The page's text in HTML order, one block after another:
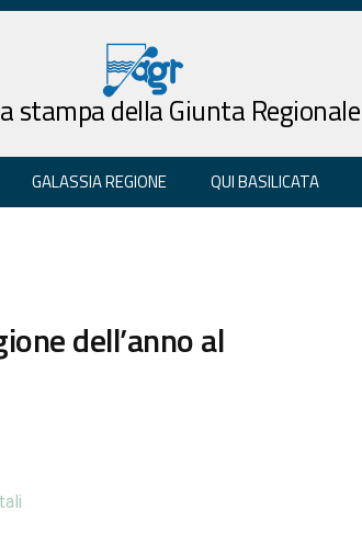
stampa della Giunta Regionale
GALASSIA REGIONE QUI BASILICATA
dell’anno al